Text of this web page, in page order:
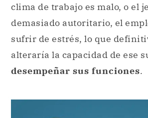
clima de trabajo es malo, o el
demasiado autoritario, el
sufrir de estrés, lo que
alteraría la capacidad de ese
desempeñar sus funciones.